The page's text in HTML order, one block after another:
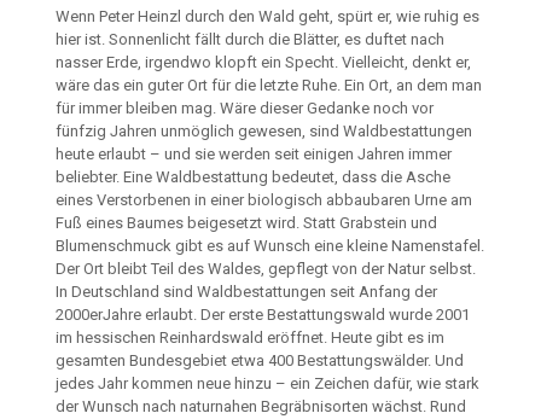
Wenn Peter Heinzl durch den Wald geht, spürt er, wie ruhig es
hier ist. Sonnenlicht fällt durch die Blätter, es duftet nach
nasser Erde,irgendwo klopft ein Specht. Vielleicht, denkt er,
wäre das ein guterOrt für die letzte Ruhe. Ein Ort, an dem man
für immer bleibenmag. Wäre dieser Gedanke noch vor
fünfzig Jahren unmöglich gewesen, sind Waldbestattungen
heute erlaubt – und sie werden seit einigen Jahren immer
beliebter. Eine Waldbestattung bedeutet, dass die Asche
eines Verstorbenen in einer biologisch abbaubarenUrne am
Fuß eines Baumes beigesetzt wird. Statt Grabsteinund
Blumenschmuck gibt es auf Wunsch eine kleine Namenstafel.
Der Ort bleibt Teil des Waldes, gepflegt von der Natur selbst.
In Deutschland sind Waldbestattungen seit Anfang der
2000erJahre erlaubt. Der erste Bestattungswald wurde 2001
im hessischenReinhardswald eröffnet. Heute gibt es im
gesamten Bundesgebiet etwa 400 Bestattungswälder. Und
jedes Jahr kommen neue hinzu – ein Zeichen dafür, wie stark
der Wunsch nach naturnahen Begräbnisortenwächst. Rund